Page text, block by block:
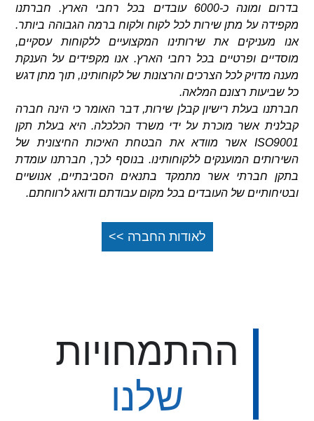
בדרום ומונה כ-6000 עובדים בכל רחבי הארץ. חברתנו
מקפידה על מתן שירות לכל לקוח ולקוח ברמה הגבוהה ביותר.
אנו מעניקים את שירותינו המקצועיים ללקוחות עסקיים,
מוסדיים ופרטיים בכל רחבי הארץ. אנו מקפידים על הענקת
מענה מדויק לכל הצרכים והרצונות של לקוחותינו, תוך מתן דגש
כל שביעות רצונם המלאה.
חברתנו בעלת רישיון קבלן שירות, דבר האומר כי הינה חברה
קבלנית אשר מוכרת על ידי משרד הכלכלה. היא בעלת תקן
ISO9001 אשר מוודא את הבטחת האיכות החיצונית של
השירותים המוענקים ללקוחותינו. בנוסף לכך, חברתנו עומדת
בתקן חברתי אשר מתמקד בתנאים הסביבתיים, אנושיים
ובטיחותיים של העובדים בכל מקום עבודתם ודואג לרווחתם.
לאודות החברה >>
ההתמחויות
שלנו